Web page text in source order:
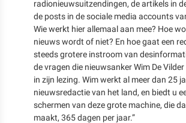
radionieuwsuitzendingen, de artikels in
de posts in de sociale media accounts
Wie werkt hier allemaal aan mee? Hoe
nieuws wordt of niet? En hoe gaat een
steeds grotere instroom van
de vragen die nieuwsanker Wim De
in zijn lezing. Wim werkt al meer dan 25
nieuwsredactie van het land, en biedt u
schermen van deze grote machine, die
maakt, 365 dagen per jaar.”